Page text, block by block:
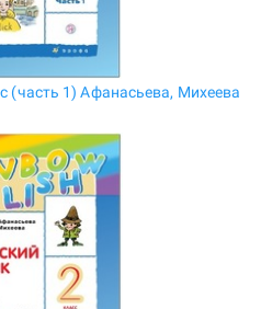
(часть 1) Афанасьева, Михеева